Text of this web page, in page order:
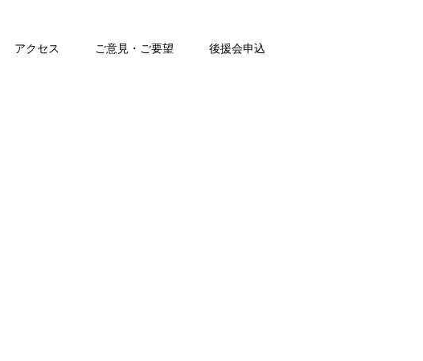
アクセス ご意見・ご要望 後援会申込